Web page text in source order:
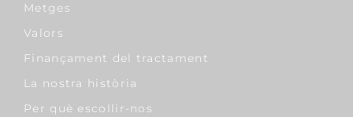
Metges
Valors
Finançament del tractament
La nostra història
Per què escollir-nos